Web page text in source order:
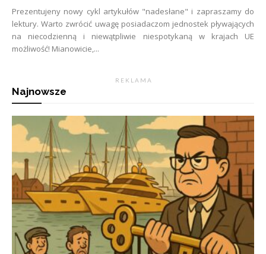
Prezentujeny nowy cykl artykułów "nadesłane" i zapraszamy do
lektury. Warto zwrócić uwagę posiadaczom jednostek pływających
na niecodzienną i niewątpliwie niespotykaną w krajach UE
możliwość! Mianowicie,...
R E K L A M A
Najnowsze